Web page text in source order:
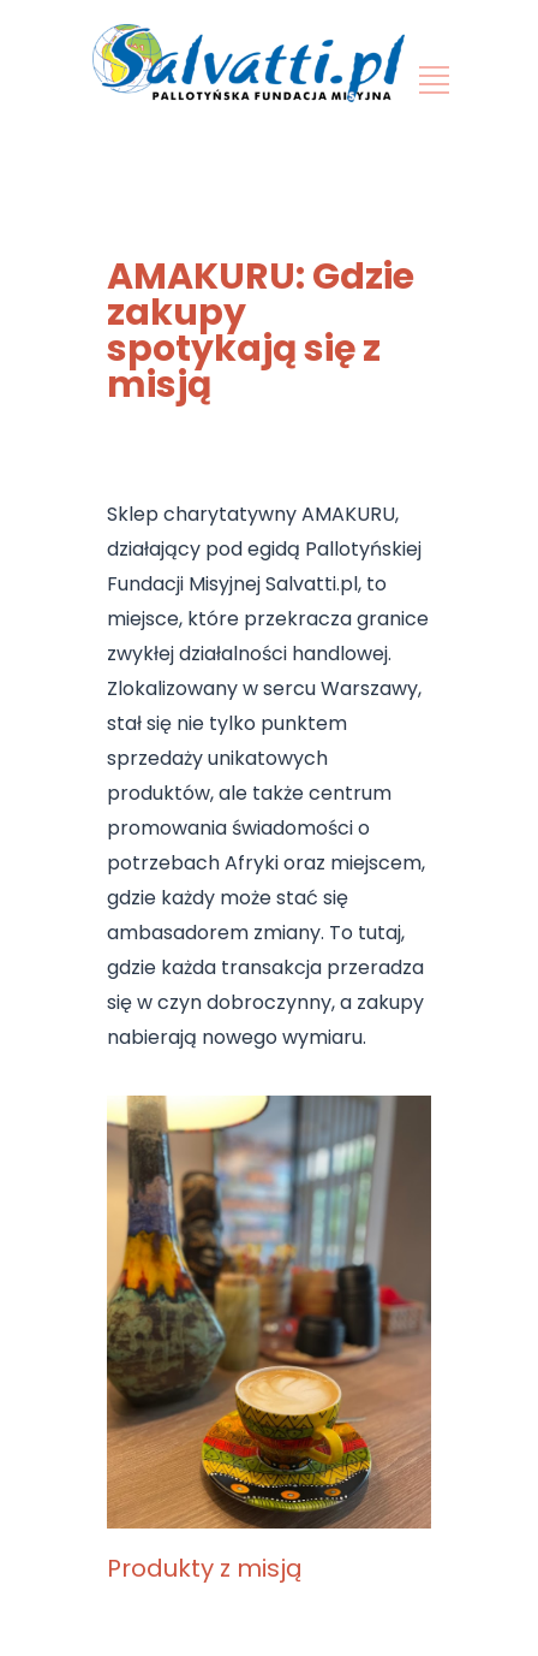
AMAKURU: Gdzie
zakupy
spotykają się z
misją
Sklep charytatywny AMAKURU,
działający pod egidą Pallotyńskiej
Fundacji Misyjnej Salvatti.pl, to
miejsce, które przekracza granice
zwykłej działalności handlowej.
Zlokalizowany w sercu Warszawy,
stał się nie tylko punktem
sprzedaży unikatowych
produktów, ale także centrum
promowania świadomości o
potrzebach Afryki oraz miejscem,
gdzie każdy może stać się
ambasadorem zmiany. To tutaj,
gdzie każda transakcja przeradza
się w czyn dobroczynny, a zakupy
nabierają nowego wymiaru.
Produkty z misją